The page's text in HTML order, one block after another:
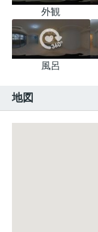
外観
風呂
地図